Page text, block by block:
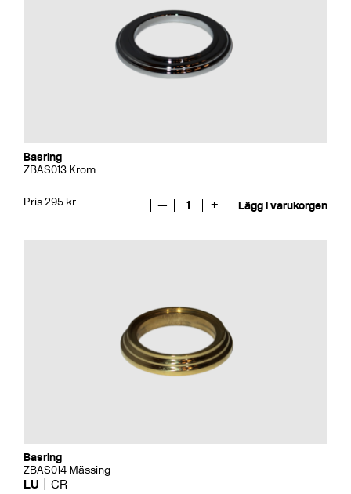
Basring
ZBAS013 Krom
Pris 295 kr — 1 + Lägg i varukorgen
Basring
ZBAS014 Mässing
LU CR